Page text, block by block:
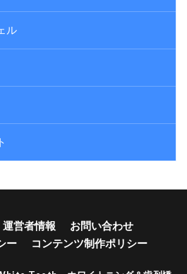
ル
運営者情報
お問い合わせ
ー
コンテンツ制作ポリシー